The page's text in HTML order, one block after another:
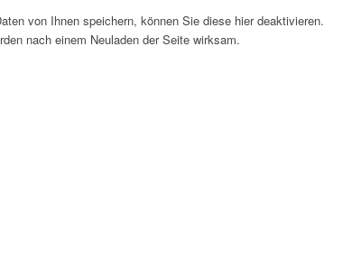
von Ihnen speichern, können Sie diese hier deaktivieren.
nach einem Neuladen der Seite wirksam.